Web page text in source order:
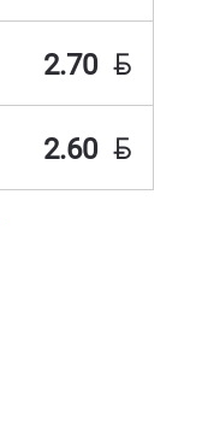
2.70 BYN
2.60 BYN